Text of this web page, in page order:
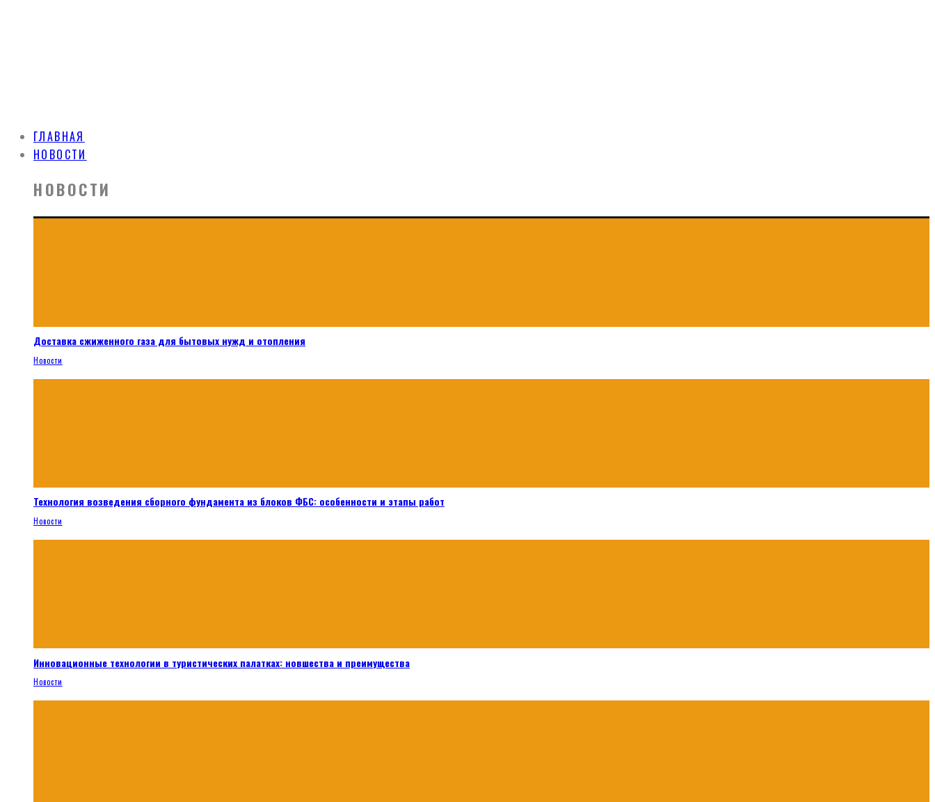
ГЛАВНАЯ
НОВОСТИ
НОВОСТИ
Доставка сжиженного газа для бытовых нужд и отопления
Новости
Технология возведения сборного фундамента из блоков ФБС: особенности и этапы работ
Новости
Инновационные технологии в туристических палатках: новшества и преимущества
Новости